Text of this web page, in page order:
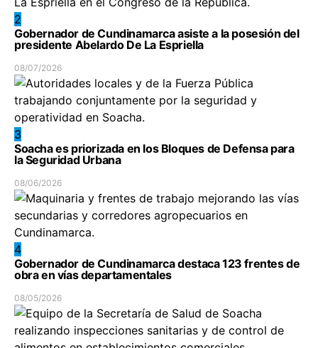
2
Gobernador de Cundinamarca asiste a la posesión del
presidente Abelardo De La Espriella
08/07/2026
3
Soacha es priorizada en los Bloques de Defensa para
la Seguridad Urbana
08/06/2026
4
Gobernador de Cundinamarca destaca 123 frentes de
obra en vías departamentales
08/05/2026